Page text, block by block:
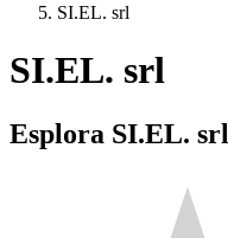
SI.EL. srl
SI.EL. srl
Esplora SI.EL. srl